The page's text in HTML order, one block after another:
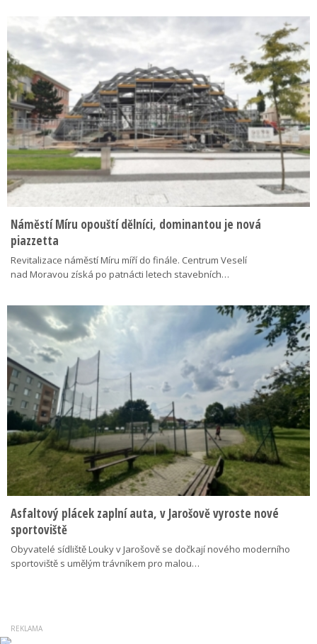
Náměstí Míru opouští dělníci, dominantou je nová
piazzetta
Revitalizace náměstí Míru míří do finále. Centrum Veselí
nad Moravou získá po patnácti letech stavebních…
Asfaltový plácek zaplní auta, v Jarošově vyroste nové
sportoviště
Obyvatelé sídliště Louky v Jarošově se dočkají nového moderního
sportoviště s umělým trávníkem pro malou…